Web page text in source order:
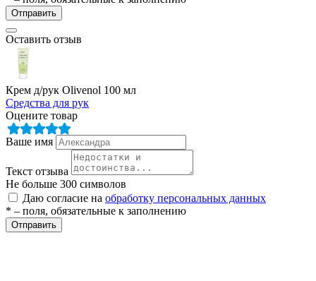
Отправить
Оставить отзыв
Крем д/рук Olivenol 100 мл
Средства для рук
Оцените товар
Ваше имя
Текст отзыва
Не больше 300 символов
Даю согласие на обработку персональных данных
* – поля, обязательные к заполнению
Отправить